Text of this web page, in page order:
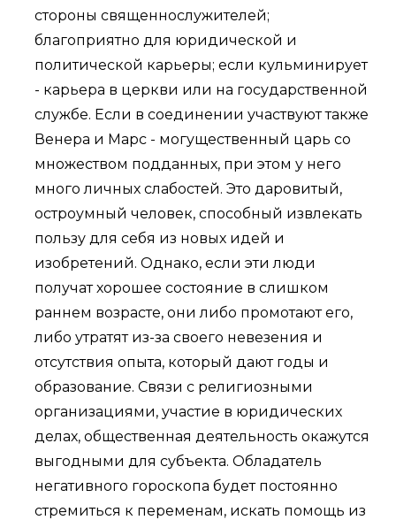
стороны священнослужителей;
благоприятно для юридической и
политической карьеры; если кульминирует
- карьера в церкви или на государственной
службе. Если в соединении участвуют также
Венера и Марс - могущественный царь со
множеством подданных, при этом у него
много личных слабостей. Это даровитый,
остроумный человек, способный извлекать
пользу для себя из новых идей и
изобретений. Однако, если эти люди
получат хорошее состояние в слишком
раннем возрасте, они либо промотают его,
либо утратят из-за своего невезения и
отсутствия опыта, который дают годы и
образование. Связи с религиозными
организациями, участие в юридических
делах, общественная деятельность окажутся
выгодными для субъекта. Обладатель
негативного гороскопа будет постоянно
стремиться к переменам, искать помощь из